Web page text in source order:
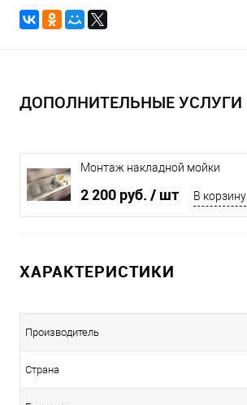
ДОПОЛНИТЕЛЬНЫЕ УСЛУГИ
Монтаж накладной мойки
2 200 руб. / шт В корзину
ХАРАКТЕРИСТИКИ
Производитель
Страна